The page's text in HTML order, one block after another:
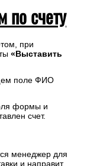
по счету
при
«Выставить
поле ФИО
формы и
счет.
менеджер для
и направит